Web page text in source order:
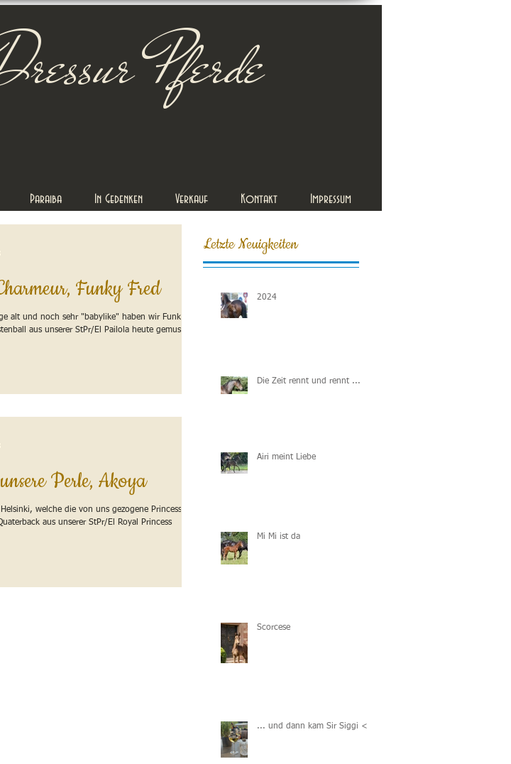
Pferde
Paraiba In Gedenken Verkauf Kontakt Impressum
Funky Fred
alt und noch sehr "babylike" haben wir Funky
aus unserer StPr/El Pailola heute gemustert.
Perle, Akoya
welche die von uns gezogene Princess'
aus unserer StPr/El Royal Princess
Letzte Neuigkeiten
2024
Die Zeit rennt und rennt ...
Airi meint Liebe
Mi Mi ist da
Scorcese
... und dann kam Sir Siggi <3